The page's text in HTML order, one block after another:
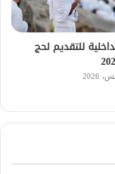
للتقديم لحج